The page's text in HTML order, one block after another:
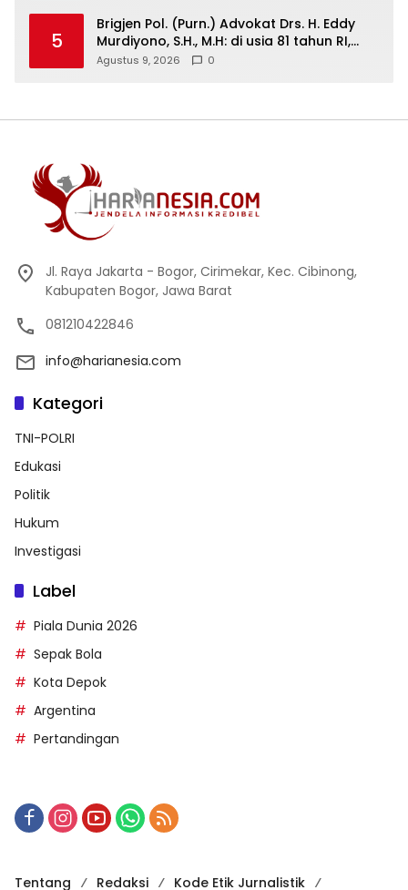
5
Brigjen Pol. (Purn.) Advokat Drs. H. Eddy
Murdiyono, S.H., M.H: di usia 81 tahun RI,
tegakkan supremasi hukum dan keadilan
Agustus 9, 2026 0
Jl. Raya Jakarta - Bogor, Cirimekar, Kec. Cibinong,
Kabupaten Bogor, Jawa Barat
081210422846
info@harianesia.com
Kategori
TNI-POLRI
Edukasi
Politik
Hukum
Investigasi
Label
Piala Dunia 2026
Sepak Bola
Kota Depok
Argentina
Pertandingan
Tentang Redaksi Kode Etik Jurnalistik